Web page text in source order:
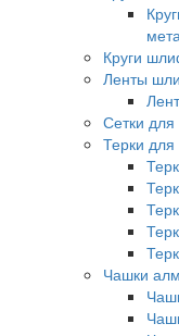
Круги
Ленты
Сетки
Терки
Чашки